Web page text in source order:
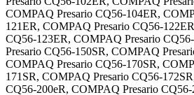
COMPAQ Presario CQ56-104ER,
121ER, COMPAQ Presario CQ56-
CQ56-123ER, COMPAQ Presario
Presario CQ56-150SR, COMPAQ
COMPAQ Presario CQ56-170SR,
171SR, COMPAQ Presario CQ56-
CQ56-200eR, COMPAQ Presario